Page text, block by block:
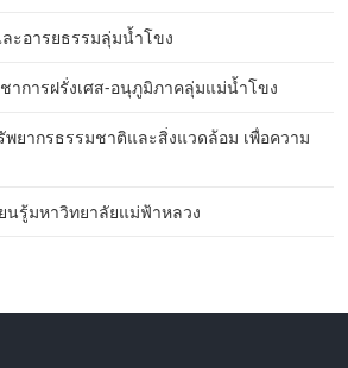
อารยธรรมลุ่มน้ำโขง
าการฝรั่งเศส-อนุภูมิภาคลุ่มแม่น้ำโขง
ยากรธรรมชาติและสิ่งแวดล้อม เพื่อความ
นรู้มหาวิทยาลัยแม่ฟ้าหลวง